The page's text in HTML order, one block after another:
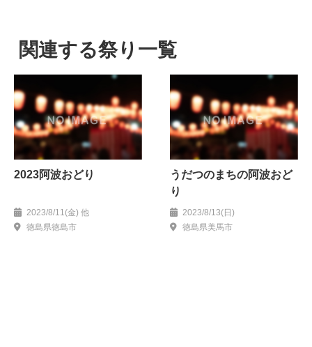
関連する祭り一覧
2023阿波おどり
2023/8/11(金) 他
徳島県徳島市
うだつのまちの阿波おど
り
2023/8/13(日)
徳島県美馬市